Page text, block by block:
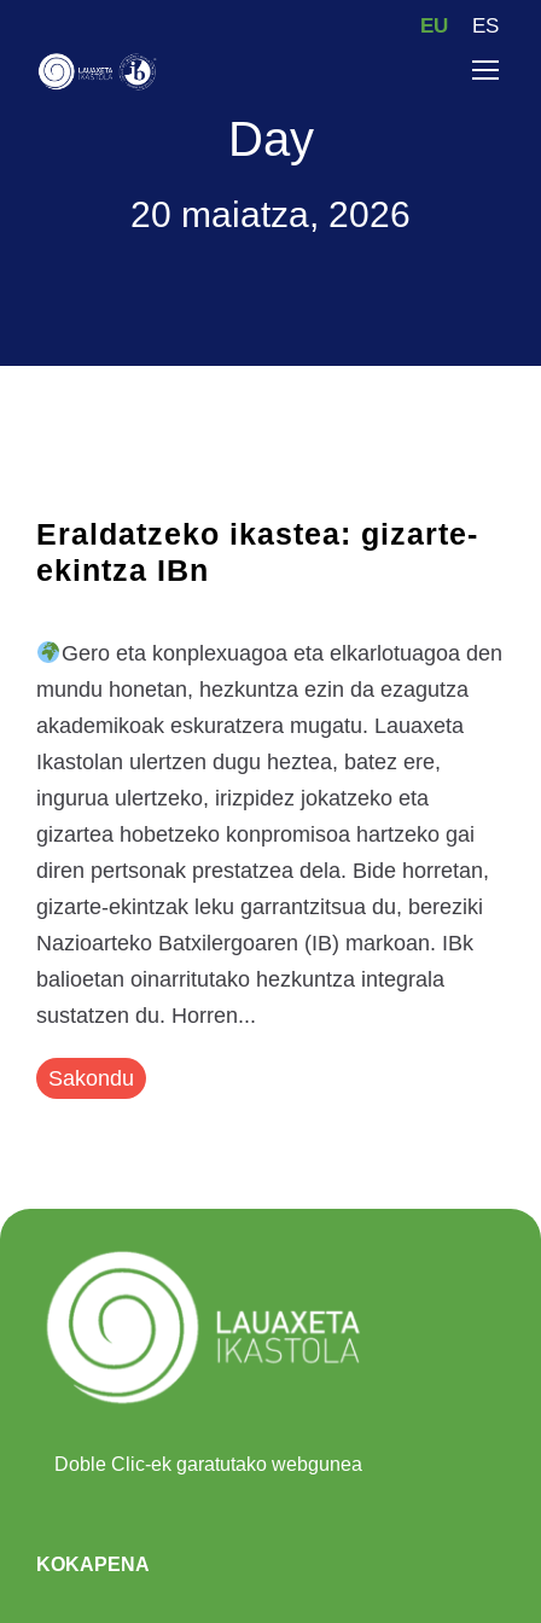
EU ES
Day
20 maiatza, 2026
Eraldatzeko ikastea: gizarte-
ekintza IBn
Gero eta konplexuagoa eta elkarlotuagoa den
mundu honetan, hezkuntza ezin da ezagutza
akademikoak eskuratzera mugatu. Lauaxeta
Ikastolan ulertzen dugu heztea, batez ere,
ingurua ulertzeko, irizpidez jokatzeko eta
gizartea hobetzeko konpromisoa hartzeko gai
diren pertsonak prestatzea dela. Bide horretan,
gizarte-ekintzak leku garrantzitsua du, bereziki
Nazioarteko Batxilergoaren (IB) markoan. IBk
balioetan oinarritutako hezkuntza integrala
sustatzen du. Horren...
Sakondu
Doble Clic-ek garatutako webgunea
KOKAPENA